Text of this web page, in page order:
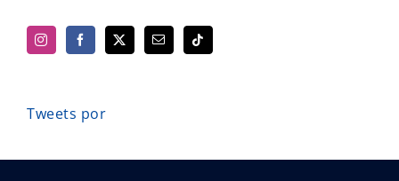
Tweets por